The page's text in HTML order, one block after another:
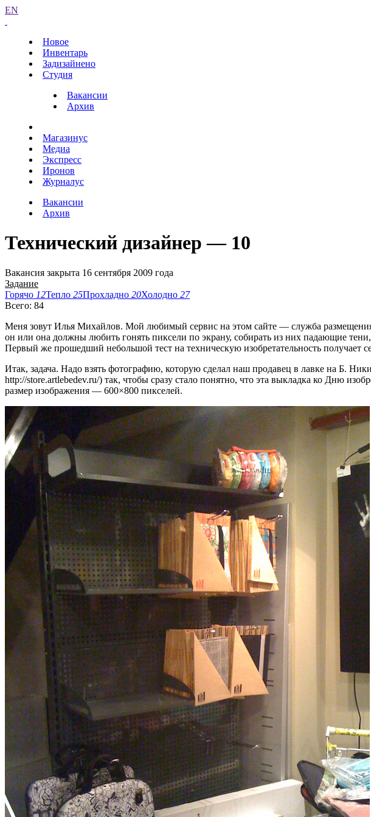
EN
Новое
Инвентарь
Задизайнено
Студия
Вакансии
Архив
Магазинус
Медиа
Экспресс
Иронов
Журналус
Вакансии
Архив
Технический дизайнер — 10
Вакансия закрыта 16 сентября 2009 года
Задание
Горячо 12Тепло 25Прохладно 20Холодно 27
Всего: 84
Меня зовут Илья Михайлов. Мой любимый сервис на этом сайте — служба
он или она должны любить гонять пиксели по экрану, собирать из них падающие
Первый же прошедший небольшой тест на техническую изобретательность получает
Итак, задача. Надо взять фотографию, которую сделал наш продавец в лавке на Б.
http://store.artlebedev.ru/) так, чтобы сразу стало понятно, что эта выкладка ко Дню
размер изображения — 600×800 пикселей.